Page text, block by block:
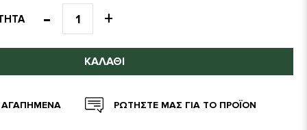
ΚΑΛΆΘΙ
ΑΓΑΠΗΜΕΝΑ ΡΩΤΗΣΤΕ ΜΑΣ ΓΙΑ ΤΟ ΠΡΟΪΟΝ